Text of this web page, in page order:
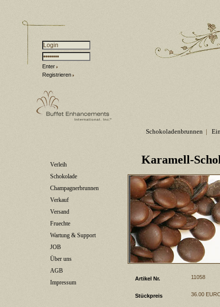
Enter
Registrieren
Verleih
Schokolade
Champagnerbrunnen
Verkauf
Versand
Fruechte
Wartung & Support
JOB
Über uns
AGB
Impressum
Schokoladenbrunnen |
Karamell-
Artikel Nr. 11058
Stückpreis 36.00